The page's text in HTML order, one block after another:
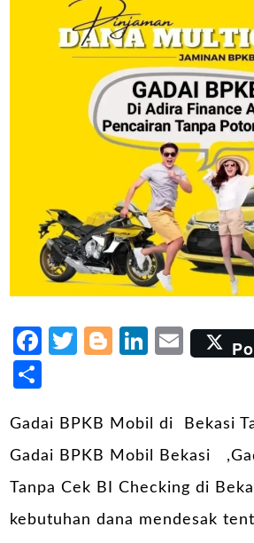
Facebook
Twitter
Blogger
Gadai BPKB Mobil di Bekasi
Gadai BPKB Mobil Bekasi
Tanpa Cek BI Checking di
kebutuhan dana mendesak